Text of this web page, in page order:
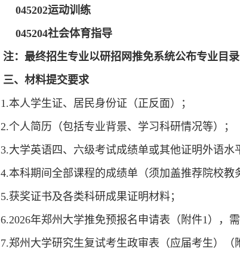
045202运动训练
045204社会体育指导
注：最终招生专业以研招网推免系统公布专业目录
三、材料提交要求
1.本人学生证、居民身份证（正反面）；
2.个人简历（包括专业背景、学习科研情况等）；
3.大学英语四、六级考试成绩单或其他证明外语水
4.本科期间全部课程的成绩单（须加盖推荐院校教
5.获奖证书及各类科研成果证明材料；
6.2026年郑州大学推免预报名申请表（附件1），
7.郑州大学研究生复试考生政审表（应届考生）（